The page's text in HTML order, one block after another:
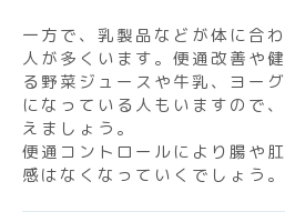
一方で、乳製品などが体に合
人が多くいます。便通改善や
る野菜ジュースや牛乳、ヨー
になっている人もいますので
えましょう。
便通コントロールにより腸や
感はなくなっていくでしょう。